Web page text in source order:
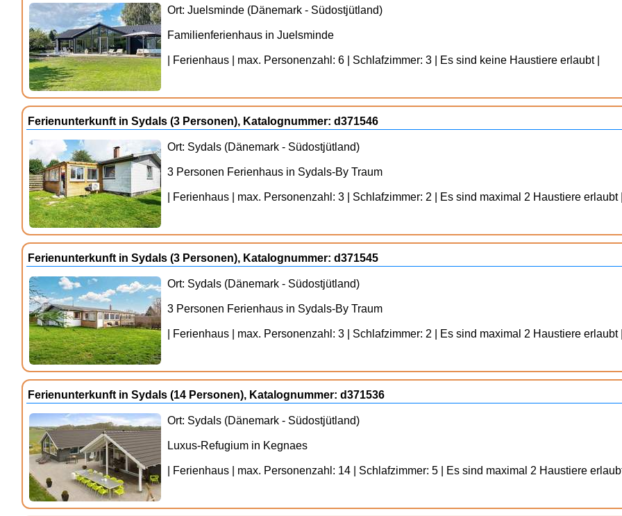
Ort: Juelsminde (Dänemark - Südostjütland)
Familienferienhaus in Juelsminde
| Ferienhaus | max. Personenzahl: 6 | Schlafzimmer: 3 | Es sind keine Haustiere erlaubt |
Ferienunterkunft in Sydals (3 Personen), Katalognummer: d371546
Ort: Sydals (Dänemark - Südostjütland)
3 Personen Ferienhaus in Sydals-By Traum
| Ferienhaus | max. Personenzahl: 3 | Schlafzimmer: 2 | Es sind maximal 2 Haustiere erlaubt
Ferienunterkunft in Sydals (3 Personen), Katalognummer: d371545
Ort: Sydals (Dänemark - Südostjütland)
3 Personen Ferienhaus in Sydals-By Traum
| Ferienhaus | max. Personenzahl: 3 | Schlafzimmer: 2 | Es sind maximal 2 Haustiere erlaubt
Ferienunterkunft in Sydals (14 Personen), Katalognummer: d371536
Ort: Sydals (Dänemark - Südostjütland)
Luxus-Refugium in Kegnaes
| Ferienhaus | max. Personenzahl: 14 | Schlafzimmer: 5 | Es sind maximal 2 Haustiere